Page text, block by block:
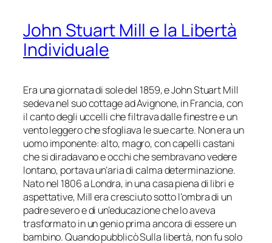
John Stuart Mill e la Libertà
Individuale
Era una giornata di sole del 1859, e John Stuart Mill
sedeva nel suo cottage ad Avignone, in Francia, con
il canto degli uccelli che filtrava dalle finestre e un
vento leggero che sfogliava le sue carte. Non era un
uomo imponente: alto, magro, con capelli castani
che si diradavano e occhi che sembravano vedere
lontano, portava un’aria di calma determinazione.
Nato nel 1806 a Londra, in una casa piena di libri e
aspettative, Mill era cresciuto sotto l’ombra di un
padre severo e di un’educazione che lo aveva
trasformato in un genio prima ancora di essere un
bambino. Quando pubblicò Sulla libertà, non fu solo